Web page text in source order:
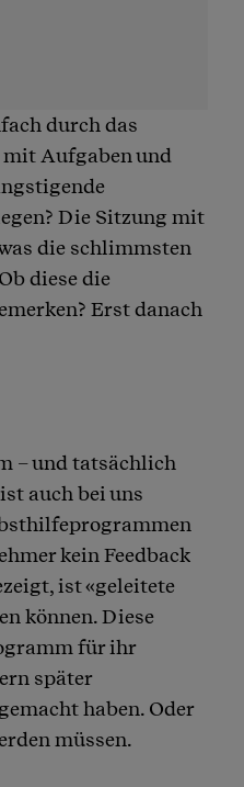
durch das
Aufgaben und
Die Sitzung mit
die schlimmsten
diese die
Erst danach
– und tatsächlich
auch bei uns
kein Feedback
ist «geleitete
können. Diese
für ihr
später
haben. Oder
müssen.